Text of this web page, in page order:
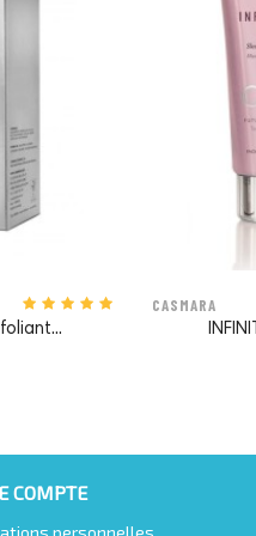
CASMARA
COMPTE
personnelles